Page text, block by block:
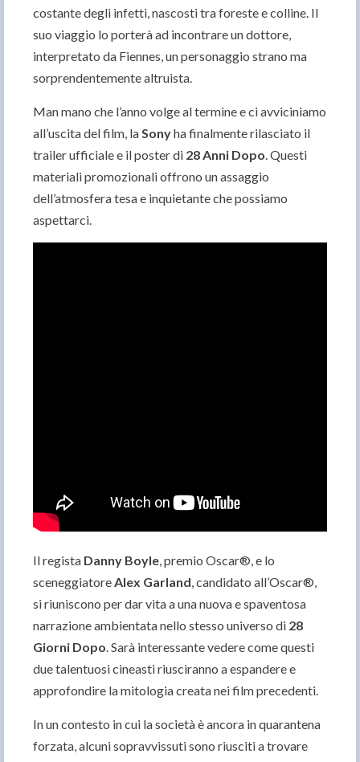
costante degli infetti, nascosti tra foreste e colline. Il
suo viaggio lo porterà ad incontrare un dottore,
interpretato da Fiennes, un personaggio strano ma
sorprendentemente altruista.
Man mano che l’anno volge al termine e ci avviciniamo
all’uscita del film, laSonyha finalmente rilasciato il
trailer ufficiale e il poster di 28 Anni Dopo. Questi
materiali promozionali offrono un assaggio
dell’atmosfera tesa e inquietante che possiamo
aspettarci.
Il regista Danny Boyle, premio Oscar®, e lo
sceneggiatoreAlex Garland, candidato all’Oscar®,
si riuniscono per dar vita a una nuova e spaventosa
narrazione ambientata nello stesso universo di 28
Giorni Dopo. Sarà interessante vedere come questi
due talentuosi cineasti riusciranno a espandere e
approfondire la mitologia creata nei film precedenti.
In un contesto in cui la società è ancora in quarantena
forzata, alcuni sopravvissuti sono riusciti a trovare